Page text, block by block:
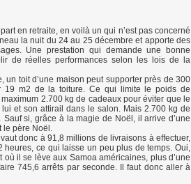
en retraite, en voilà un qui n’est pas concerné
la nuit du 24 au 25 décembre et apporte des
Une prestation qui demande une bonne
de réelles performances selon les lois de la
un toit d’une maison peut supporter près de 300
19 m2 de la toiture. Ce qui limite le poids de
2.700 kg de cadeaux pour éviter que le
et son attirail dans le salon. Mais 2.700 kg de
si, grâce à la magie de Noël, il arrive d’une
le père Noël.
donc à 91,8 millions de livraisons à effectuer,
ce qui laisse un peu plus de temps. Oui,
il se lève aux Samoa américaines, plus d’une
745,6 arrêts par seconde. Il faut donc aller à